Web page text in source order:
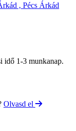
, Pécs Árkád
idő 1-3 munkanap.
Olvasd el